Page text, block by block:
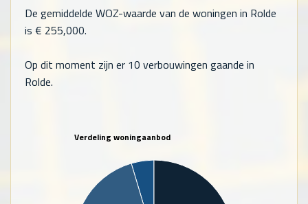
De gemiddelde WOZ-waarde van de woningen in Rolde
is € 255,000.
Op dit moment zijn er 10 verbouwingen gaande in
Rolde.
Verdeling woningaanbod